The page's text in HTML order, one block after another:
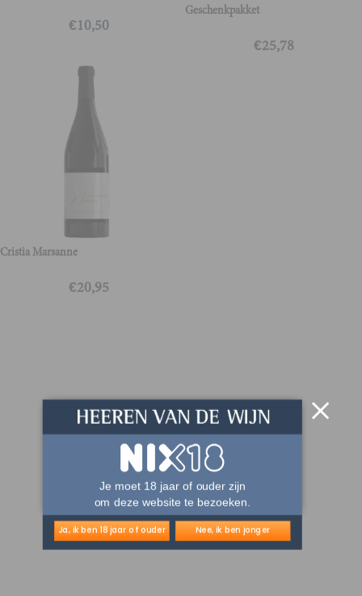
€10,50
Geschenkpakket
€25,78
Cristia Marsanne
€20,95
Je moet 18 jaar of ouder zijn
om deze website te bezoeken.
Ja, ik ben 18 jaar of ouder Nee, ik ben jonger